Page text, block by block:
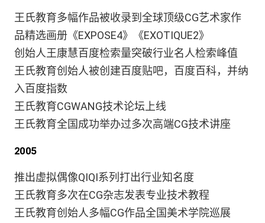
王氏教育多幅作品被收录到全球顶级CG艺术家作
品精选画册《EXPOSE4》《EXOTIQUE2》
创始人王康慧百度检索量突破行业名人检索峰值
王氏教育创始人被创建百度贴吧，百度百科，并纳
入百度指数
王氏教育CGWANG技术论坛上线
王氏教育全国成功举办过多次高端CG技术讲座
2005
推出虚拟偶像QIQI系列打出行业知名度
王氏教育多次在CG杂志发表专业技术教程
王氏教育创始人多幅CG作品全国美术学院巡展